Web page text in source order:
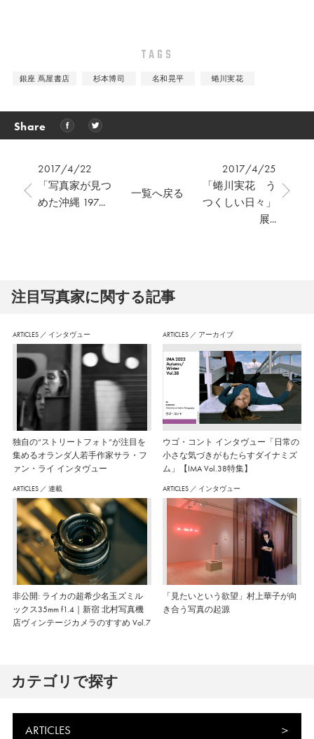
TAGS
銀座 蔦屋書店 杉本博司 名和晃平 蜷川実花
Share
2017/4/22
「写真家が見つ
めた沖縄 197...
2017/4/25
「蜷川実花 う
つくしい日々」
展...
一覧へ戻る
注⽬写真家に関する記事
ARTICLES ／ インタヴュー
独自の“ストリートフォト”が注目を
集めるオランダ人若手作家サラ・フ
ァン・ライ インタヴュー
ARTICLES ／ アーカイブ
ウゴ・コント インタヴュー「日常の
小さな気づきがもたらすダイナミズ
ム」【IMA Vol.38特集】
ARTICLES ／ 連載
非公開: ライカの超希少名玉ズミル
ックス35mm f1.4｜新宿 北村写真機
店ヴィンテージカメラのすすめ Vol.7
ARTICLES ／ インタヴュー
「見たいという欲望」村上華子が向
き合う写真の起源
カテゴリで探す
ARTICLES